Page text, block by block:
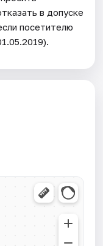
в допуске
посетителю